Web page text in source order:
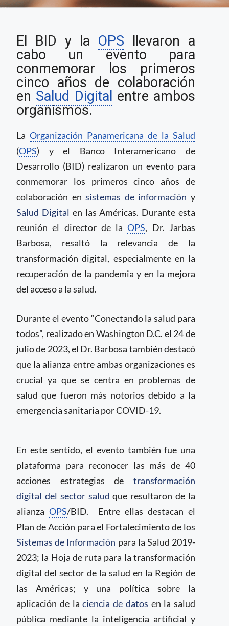
cinco años de
colaboración en Salud
Digital
El BID y la OPS llevaron a
cabo un evento para
conmemorar los primeros
cinco años de colaboración
en Salud Digital entre ambos
organismos.
La Organización Panamericana de la Salud
(OPS) y el Banco Interamericano de
Desarrollo (BID) realizaron un evento para
conmemorar los primeros cinco años de
colaboración ensistemas de información y
Salud Digital en las Américas. Durante esta
reunión el director de laOPS, Dr. Jarbas
Barbosa, resaltó la relevancia de la
transformación digital, especialmente en la
recuperación de la pandemia y en la mejora
del acceso a la salud.
Durante el evento “Conectando la salud para
todos”, realizado en Washington D.C. el 24 de
julio de 2023, el Dr. Barbosa también destacó
que la alianza entre ambas organizaciones es
crucial ya que se centra en problemas de
salud que fueron más notorios debido a la
emergencia sanitaria por COVID-19.
En este sentido, el evento también fue una
plataforma para reconocer las más de 40
acciones estrategias de transformación
digital del sector salud que resultaron de la
alianzaOPS/BID. Entre ellas destacan el
Plan de Acción para el Fortalecimiento de los
Sistemas de Información para la Salud 2019-
2023; la Hoja de ruta para la transformación
digital del sector de la salud en la Región de
las Américas; y una política sobre la
aplicación de laciencia de datos en la salud
pública mediante la inteligencia artificial y